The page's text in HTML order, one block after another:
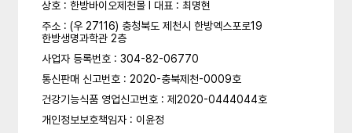
상호 : 한방바이오제천몰 l 대표 : 최명현
주소 : (우 27116) 충청북도 제천시 한방엑스포로19
한방생명과학관 2층
사업자 등록번호 : 304-82-06770
통신판매 신고번호 : 2020-충북제천-0009호
건강기능식품 영업신고번호 : 제2020-0444044호
개인정보보호책임자 : 이윤정